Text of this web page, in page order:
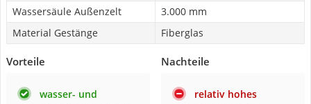
Wassersäule Außenzelt
3.000 mm
Material Gestänge
Fiberglas
Vorteile
wasser- und
Nachteile
relativ hohes